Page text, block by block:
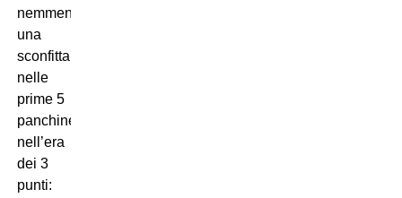
nemmeno
una
sconfitta
nelle
prime 5
panchine
nell’era
dei 3
punti: